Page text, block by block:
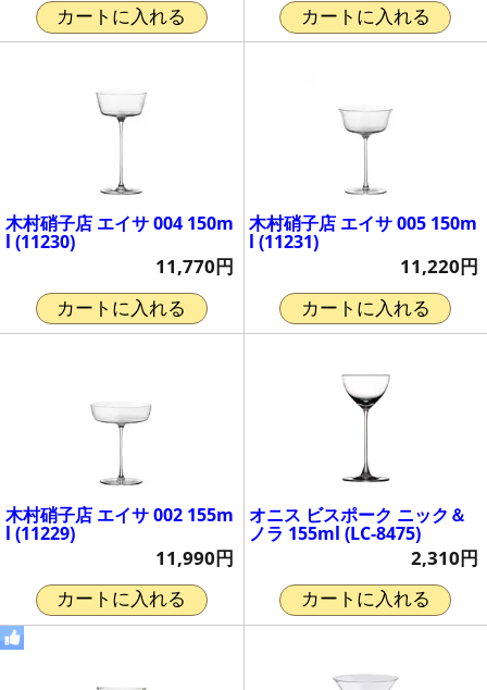
カートに入れる カートに入れる
木村硝子店 エイサ 004 150m
l (11230)
11,770円
カートに入れる
木村硝子店 エイサ 005 150m
l (11231)
11,220円
カートに入れる
木村硝子店 エイサ 002 155m
l (11229)
11,990円
カートに入れる
オニス ビスポーク ニック＆
ノラ 155ml (LC-8475)
2,310円
カートに入れる